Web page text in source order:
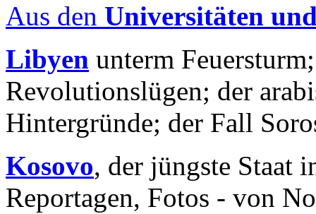
Aus den Universitäten
Libyen unterm
Revolutionslügen; der
Hintergründe; der Fall
Kosovo, der jüngste Staat
Reportagen, Fotos - von